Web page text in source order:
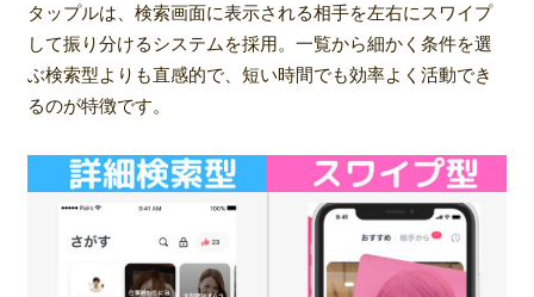
タップルは、検索画面に表示される相手を左右にスワイプ
して振り分けるシステムを採用。一覧から細かく条件を選
ぶ検索型よりも直感的で、短い時間でも効率よく活動でき
るのが特徴です。